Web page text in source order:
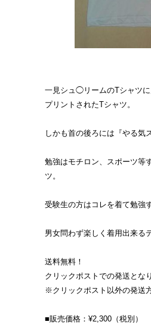
一見シュ◯リームのTシャツ
プリントされたTシャツ。
しかも首の後ろには『やる気
勉強はモチロン、スポーツ等
ツ。
受験生の方はコレを着て勉強
男女問わず楽しく着用出来る
送料無料！
クリックポストでの発送とな
※クリックポスト以外の発送
■販売価格：¥2,300（税別）